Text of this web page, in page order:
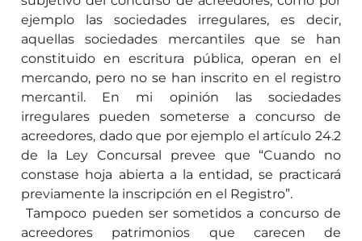
ejemplo las sociedades irregulares, es decir,
aquellas sociedades mercantiles que se han
constituido en escritura pública, operan en el
mercando, pero no se han inscrito en el registro
mercantil. En mi opinión las sociedades
irregulares pueden someterse a concurso de
acreedores, dado que por ejemplo el artículo 24.2
de la Ley Concursal prevee que “Cuando no
constase hoja abierta a la entidad, se practicará
previamente la inscripción en el Registro”.
Tampoco pueden ser sometidos a concurso de
acreedores patrimonios que carecen de